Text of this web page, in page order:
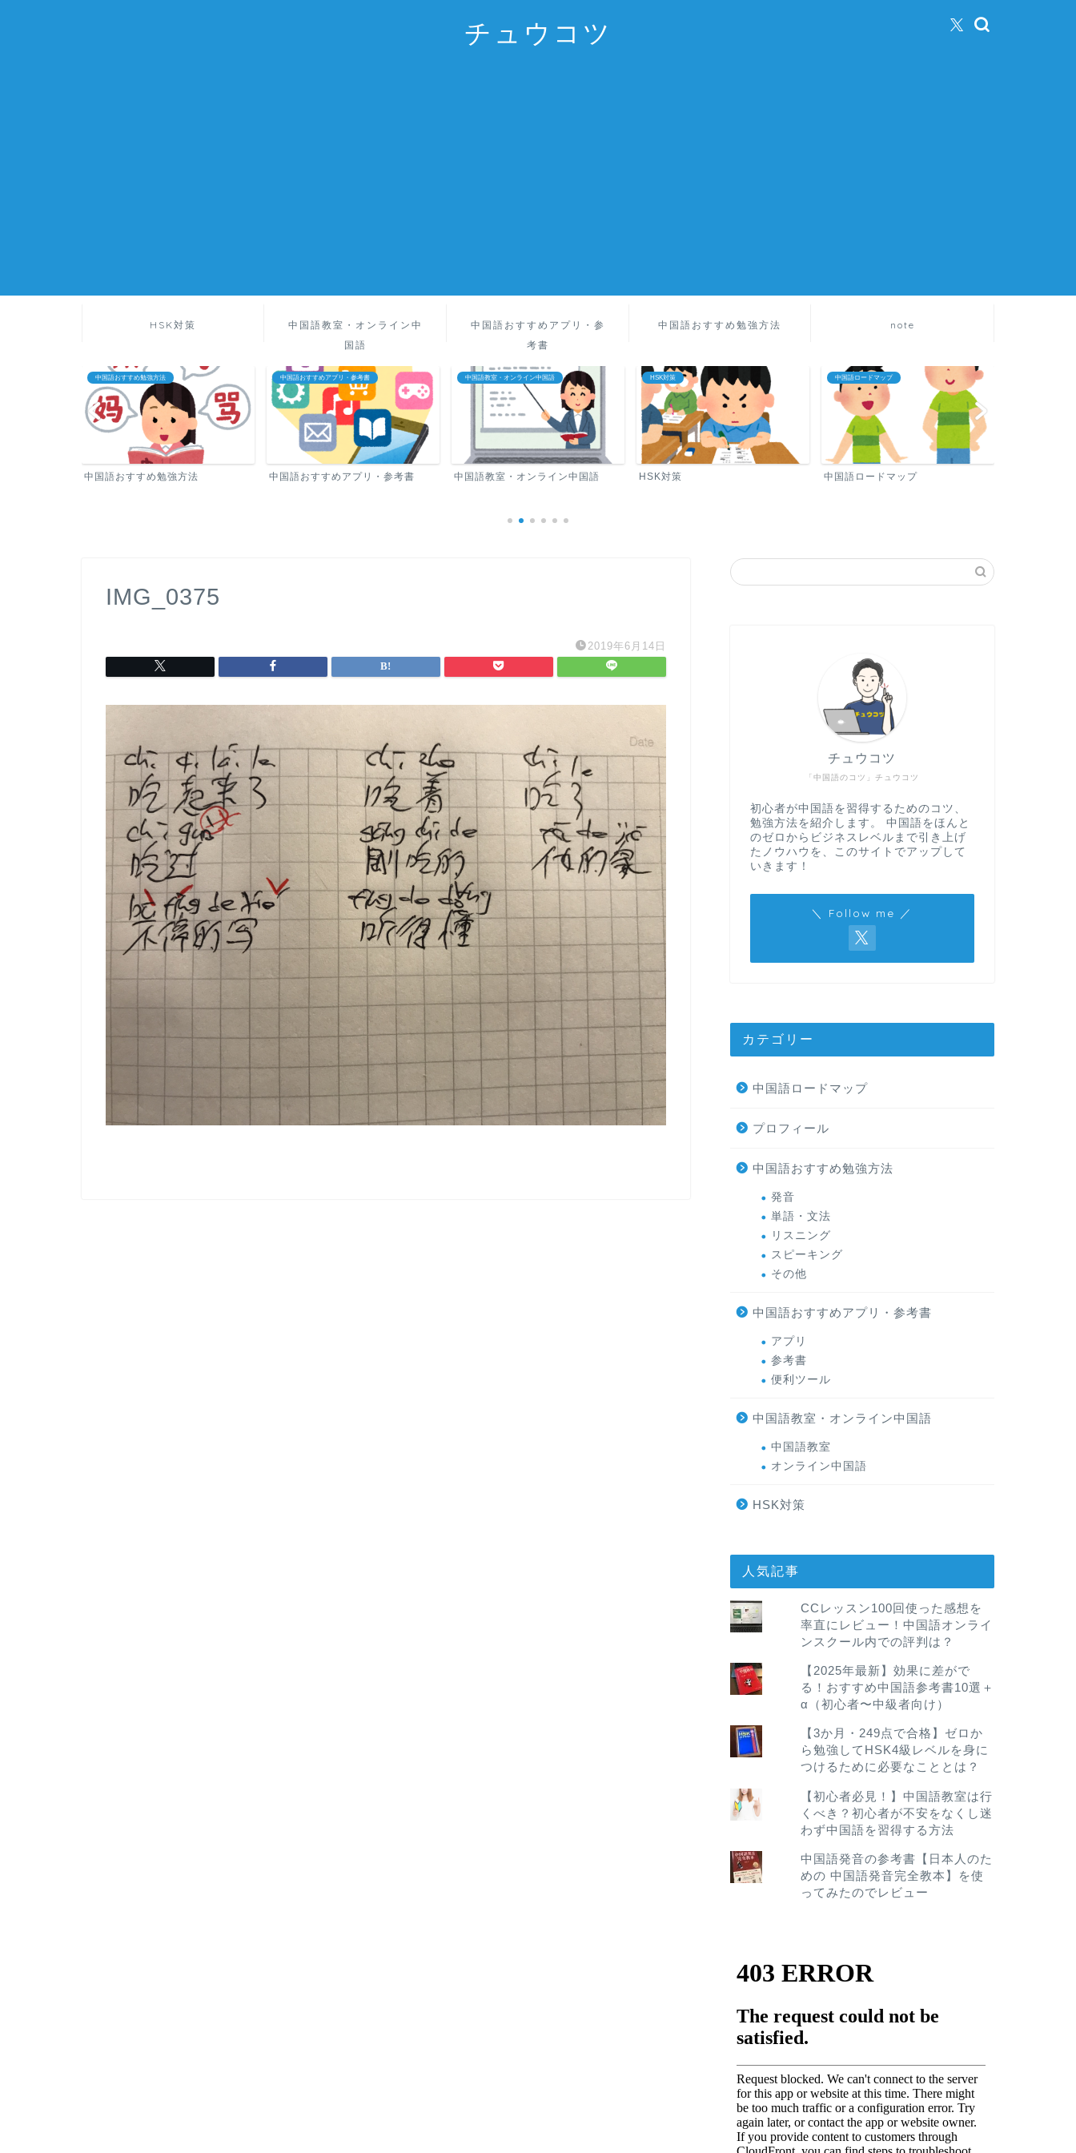
チュウコツ
HSK対策
中国語教室・オンライン中
国語
中国語おすすめアプリ・参
考書
中国語おすすめ勉強方法 note
中国語おすすめアプリ・参考書
中国語おすすめアプリ・参考書
中国語教室・オンライン中国語
中国語教室・オンライン中国語
HSK対策
HSK対策
中国語ロードマップ
中国語ロードマップ
プロフィール
プロフィール
IMG_0375
2019年6月14日
「中国語のコツ」チュウコツ
チュウコツ
初心者が中国語を習得するためのコツ、
勉強方法を紹介します。 中国語をほんと
のゼロからビジネスレベルまで引き上げ
たノウハウを、このサイトでアップして
いきます！
＼ Follow me ／
カテゴリー
中国語ロードマップ
プロフィール
中国語おすすめ勉強方法
発音
単語・文法
リスニング
スピーキング
その他
中国語おすすめアプリ・参考書
アプリ
参考書
便利ツール
中国語教室・オンライン中国語
中国語教室
オンライン中国語
HSK対策
人気記事
CCレッスン100回使った感想を
率直にレビュー！中国語オンライ
ンスクール内での評判は？
【2025年最新】効果に差がで
る！おすすめ中国語参考書10選＋
α（初心者〜中級者向け）
【3か月・249点で合格】ゼロか
ら勉強してHSK4級レベルを身に
つけるために必要なこととは？
【初心者必見！】中国語教室は行
くべき？初心者が不安をなくし迷
わず中国語を習得する方法
中国語発音の参考書【日本人のた
めの 中国語発音完全教本】を使
ってみたのでレビュー